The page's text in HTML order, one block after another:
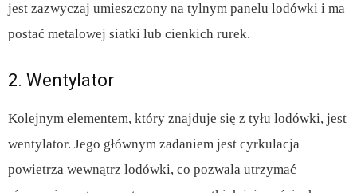
jest zazwyczaj umieszczony na tylnym panelu lodówki i ma
postać metalowej siatki lub cienkich rurek.
2. Wentylator
Kolejnym elementem, który znajduje się z tyłu lodówki, jest
wentylator. Jego głównym zadaniem jest cyrkulacja
powietrza wewnątrz lodówki, co pozwala utrzymać